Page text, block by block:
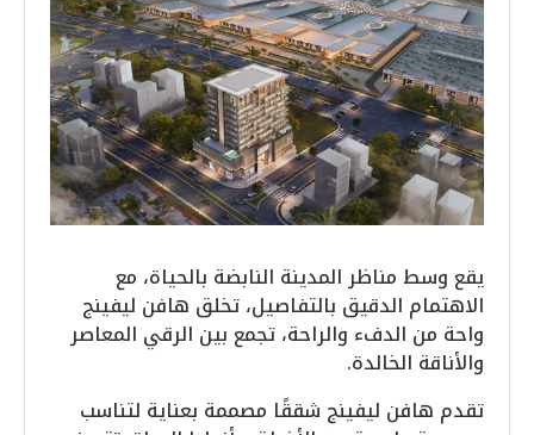
يقع وسط مناظر المدينة النابضة بالحياة، مع
الاهتمام الدقيق بالتفاصيل، تخلق هافن ليفينج
واحة من الدفء والراحة، تجمع بين الرقي المعاصر
والأناقة الخالدة.
تقدم هافن ليفينج شققًا مصممة بعناية لتناسب